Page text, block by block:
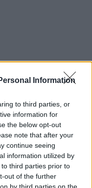
Information
to third parties, or
information for
the below opt-out
note that after your
continue seeing
information utilized by
third parties prior to
out of the further
by third parties on the
του
Telephones